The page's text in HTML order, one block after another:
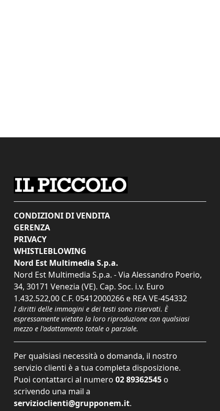
CONDIZIONI DI VENDITA
GERENZA
PRIVACY
WHISTLEBLOWING
Nord Est Multimedia S.p.a.
Nord Est Multimedia S.p.a. - Via Alessandro Poerio,
34, 30171 Venezia (VE). Cap. Soc. i.v. Euro
1.432.522,00 C.F. 05412000266 e REA VE-454332
I diritti delle immagini e dei testi sono riservati. È
espressamente vietata la loro riproduzione con qualsiasi
mezzo e l'adattamento totale o parziale.
Per qualsiasi necessità o domanda, il nostro
servizio clienti è a tua completa disposizione.
Puoi contattarci al numero 02 89362545 o
scrivendo una mail a
servizioclienti@grupponem.it.